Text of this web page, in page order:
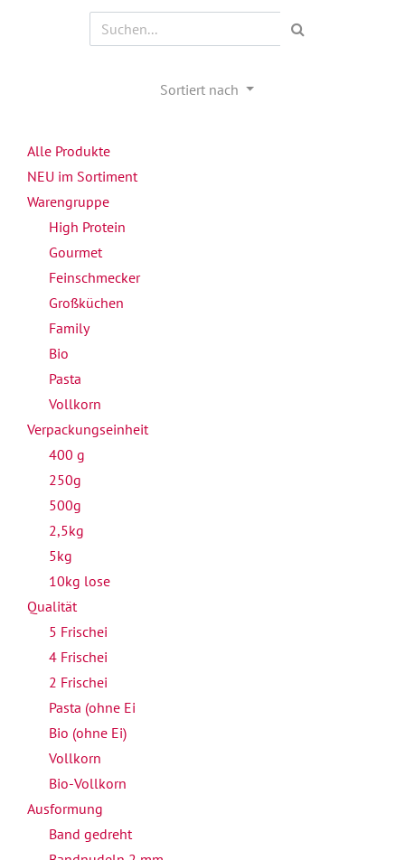
Sortiert nach
Alle Produkte
NEU im Sortiment
Warengruppe
High Protein
Gourmet
Feinschmecker
Großküchen
Family
Bio
Pasta
Vollkorn
Verpackungseinheit
400 g
250g
500g
2,5kg
5kg
10kg lose
Qualität
5 Frischei
4 Frischei
2 Frischei
Pasta (ohne Ei
Bio (ohne Ei)
Vollkorn
Bio-Vollkorn
Ausformung
Band gedreht